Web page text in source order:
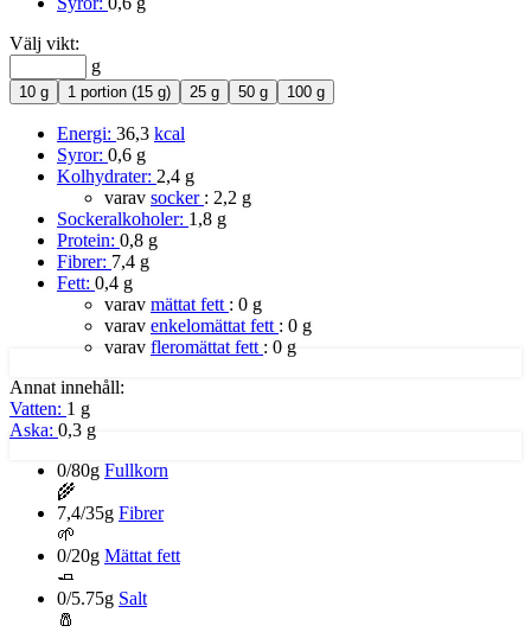
Välj vikt:
g
10 g 1 portion (15 g) 25 g 50 g 100 g
Energi: 36,3 kcal
Syror: 0,6 g
Kolhydrater: 2,4 g
varav socker : 2,2 g
Sockeralkoholer: 1,8 g
Protein: 0,8 g
Fibrer: 7,4 g
Fett: 0,4 g
varav mättat fett : 0 g
varav enkelomättat fett : 0 g
varav fleromättat fett : 0 g
Annat innehåll:
Vatten: 1 g
Aska: 0,3 g
0/80g Fullkorn
🌾
7,4/35g Fibrer
🌱
0/20g Mättat fett
🧈
0/5.75g Salt
🧂